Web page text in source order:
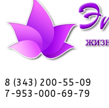
8 (343) 200-55-09
7-953-000-69-79